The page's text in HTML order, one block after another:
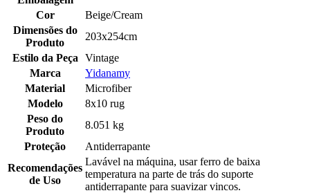
Cor
Beige/Cream
Dimensões do
Produto
203x254cm
Estilo da Peça
Vintage
Marca
Yidanamy
Material
Microfiber
Modelo
8x10 rug
Peso do
Produto
8.051 kg
Proteção
Antiderrapante
Recomendações
de Uso
Lavável na máquina, usar ferro de baixa
temperatura na parte de trás do suporte
antiderrapante para suavizar vincos.